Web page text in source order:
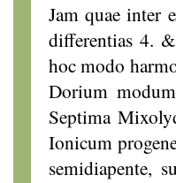
Jam quae inter
differentias 4.
hoc modo
Dorium
Septima
Ionicum
semidiapente,